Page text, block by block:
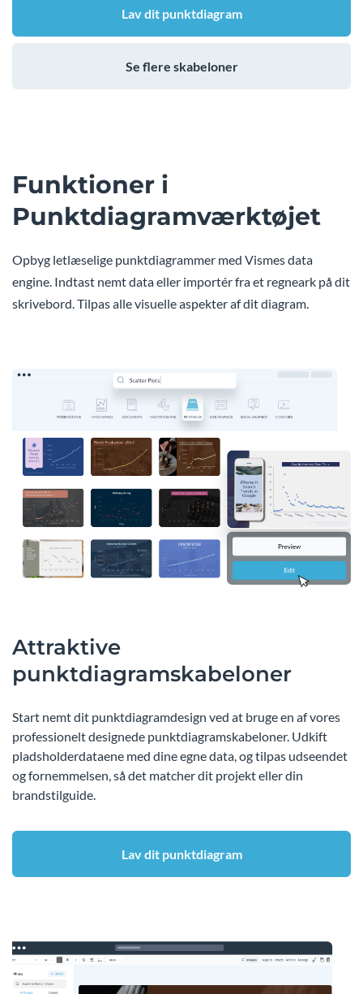
Lav dit punktdiagram
Se flere skabeloner
Funktioner i
Punktdiagramværktøjet
Opbyg letlæselige punktdiagrammer med Vismes data
engine. Indtast nemt data eller importér fra et regneark på dit
skrivebord. Tilpas alle visuelle aspekter af dit diagram.
Attraktive
punktdiagramskabeloner
Start nemt dit punktdiagramdesign ved at bruge en af vores
professionelt designede punktdiagramskabeloner. Udkift
pladsholderdataene med dine egne data, og tilpas udseendet
og fornemmelsen, så det matcher dit projekt eller din
brandstilguide.
Lav dit punktdiagram